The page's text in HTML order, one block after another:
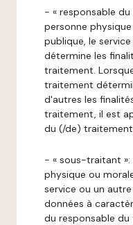
- « responsable
personne
publique, le
détermine les
traitement.
traitement
d'autres les
traitement, il est
du (/de) traitement
- « sous-traitant »:
physique ou
service ou un
données à
du responsable